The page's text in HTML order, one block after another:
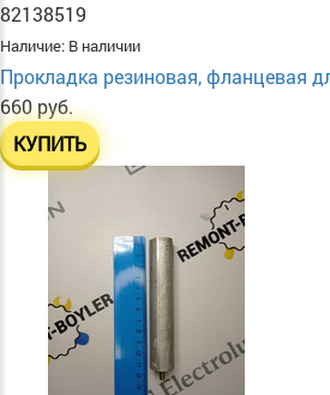
82138519
Наличие: В наличии
Прокладка резиновая, фланцевая
660 руб.
КУПИТЬ